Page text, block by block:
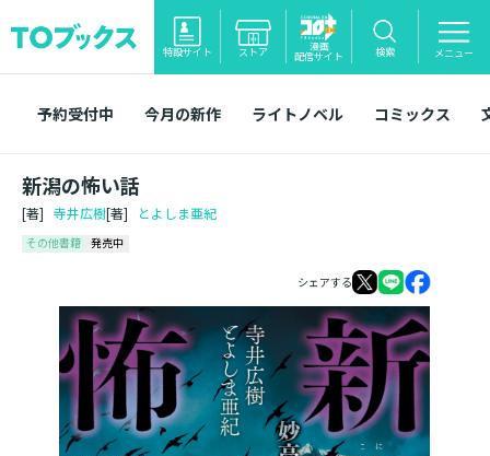
特設サイト ストア 漫画
配信サイト 検索 メニュー
予約受付中 今月の新作 ライトノベル コミックス
新潟の怖い話
[著] 寺井広樹[著] とよしま亜紀
その他書籍 発売中
シェアする